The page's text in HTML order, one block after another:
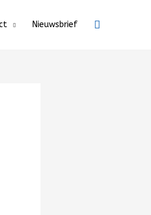
Nieuwsbrief Zoeken